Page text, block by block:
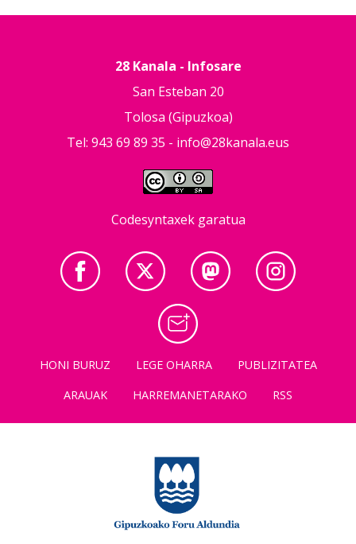
28 Kanala - Infosare
San Esteban 20
Tolosa (Gipuzkoa)
Tel: 943 69 89 35 - info@28kanala.eus
Codesyntaxek garatua
HONI BURUZ LEGE OHARRA
PUBLIZITATEA
ARAUAK
HARREMANETARAKO RSS